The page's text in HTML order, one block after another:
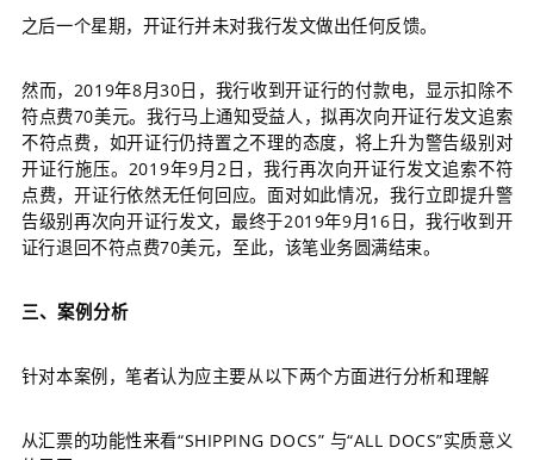
之后一个星期，开证行并未对我行发文做出任何反馈。
然而，2019年8月30日，我行收到开证行的付款电，显示扣除不
符点费70美元。 我行马上通知受益人，拟再次向开证行发文追索
不符点费，如开证行仍持置之不理的态度，将上升为警告级别对
开证行施压。 2019年9月2日，我行再次向开证行发文追索不符
点费，开证行依然无任何回应。面对如此情况，我行立即提升警
告级别再次向开证行发文，最终于2019年9月16日，我行收到开
证行退回不符点费70美元，至此，该笔业务圆满结束。
三、案例分析
针对本案例，笔者认为应主要从以下两个方面进行分析和理解
从汇票的功能性来看“SHIPPING DOCS” 与“ALL DOCS”实质意义